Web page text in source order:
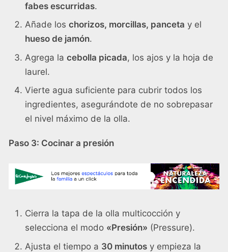
fabes escurridas.
Añade los chorizos, morcillas, panceta y el
hueso de jamón.
Agrega la cebolla picada, los ajos y la hoja de
laurel.
Vierte agua suficiente para cubrir todos los
ingredientes, asegurándote de no sobrepasar
el nivel máximo de la olla.
Paso 3: Cocinar a presión
Cierra la tapa de la olla multicocción y
selecciona el modo «Presión» (Pressure).
Ajusta el tiempo a 30 minutos y empieza la